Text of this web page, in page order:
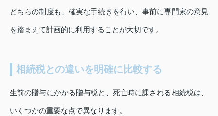
どちらの制度も、確実な手続きを行い、事前に専門家の意見
を踏まえて計画的に利用することが大切です。
相続税との違いを明確に比較する
生前の贈与にかかる贈与税と、死亡時に課される相続税は、
いくつかの重要な点で異なります。